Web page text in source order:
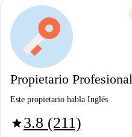
Propietario Profesional
Este propietario habla Inglés
star3.8 (211)